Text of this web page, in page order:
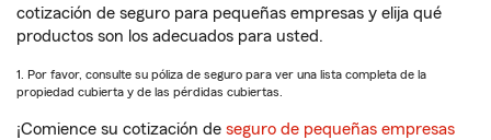
cotización de seguro para pequeñas empresas y elija qué
productos son los adecuados para usted.
1. Por favor, consulte su póliza de seguro para ver una lista completa de la
propiedad cubierta y de las pérdidas cubiertas.
¡Comience su cotización de seguro de pequeñas empresas